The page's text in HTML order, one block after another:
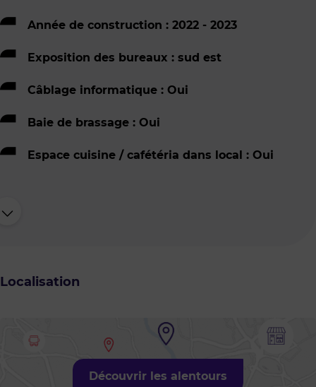
Année de construction : 2022 - 2023
Exposition des bureaux : sud est
Câblage informatique : Oui
Baie de brassage : Oui
Espace cuisine / cafétéria dans local : Oui
Localisation
Découvrir les alentours